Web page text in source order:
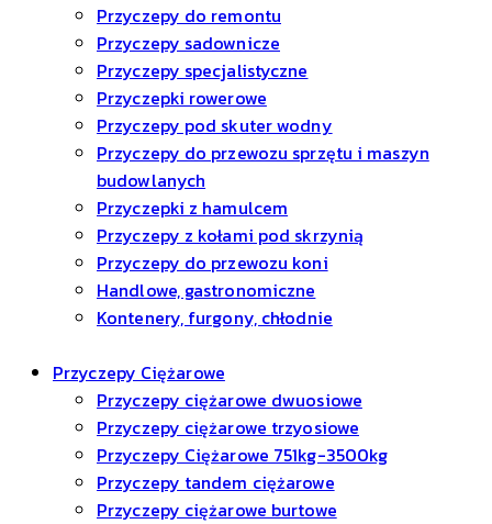
Przyczepy do remontu
Przyczepy sadownicze
Przyczepy specjalistyczne
Przyczepki rowerowe
Przyczepy pod skuter wodny
Przyczepy do przewozu sprzętu i maszyn
budowlanych
Przyczepki z hamulcem
Przyczepy z kołami pod skrzynią
Przyczepy do przewozu koni
Handlowe, gastronomiczne
Kontenery, furgony, chłodnie
Przyczepy Ciężarowe
Przyczepy ciężarowe dwuosiowe
Przyczepy ciężarowe trzyosiowe
Przyczepy Ciężarowe 751kg-3500kg
Przyczepy tandem ciężarowe
Przyczepy ciężarowe burtowe